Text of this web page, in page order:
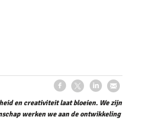
en creativiteit laat bloeien. We zijn
werken we aan de ontwikkeling